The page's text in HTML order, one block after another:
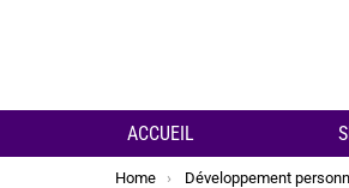
ACCUEIL
You are here:
Home Développement personnel : les